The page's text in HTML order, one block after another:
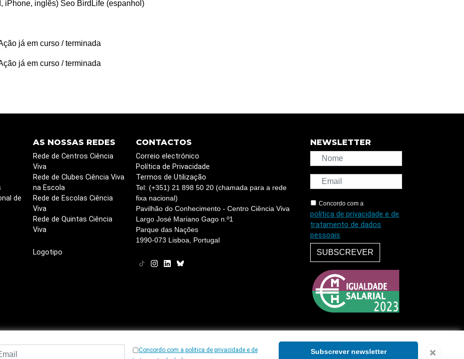
iPhone, inglês) Seo BirdLife (espanhol)
já em curso / terminada
já em curso / terminada
de
AS NOSSAS REDES
Rede de Centros Ciência
Viva
Rede de Clubes Ciência Viva
na Escola
Rede de Escolas Ciência
Viva
Rede de Quintas Ciência
Viva
Logotipo
CONTACTOS
Correio electrónico
Política de Privacidade
Termos de Utilização
Tel: (+351) 21 898 50 20 (chamada para a rede
fixa nacional)
Pavilhão do Conhecimento - Centro Ciência Viva
Largo José Mariano Gago n.º1
Parque das Nações
1990-073 Lisboa, Portugal
NEWSLETTER
Concordo com a
política de privacidade e de
tratamento de dados
pessoais
SUBSCREVER
-2026, Ciência Viva
Concordo com a politica de privacidade e de
Subscrever newsletter